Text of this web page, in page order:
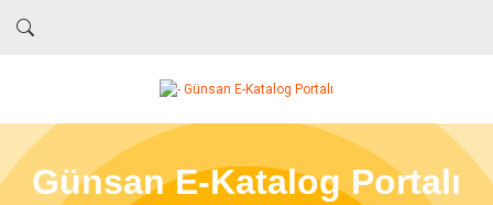
Günsan E-Katalog Portalı